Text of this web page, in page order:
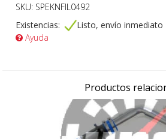
SKU: SPEKNFIL0492
Existencias:
Listo, envío inmediato
Ayuda
Productos